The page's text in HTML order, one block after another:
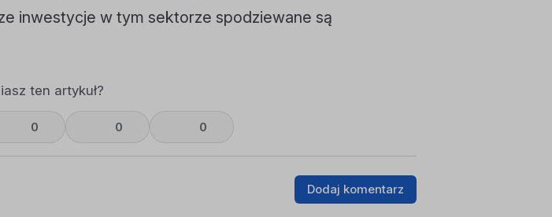
inwestycje w tym sektorze spodziewane są
ten artykuł?
0 0 0
Dodaj komentarz